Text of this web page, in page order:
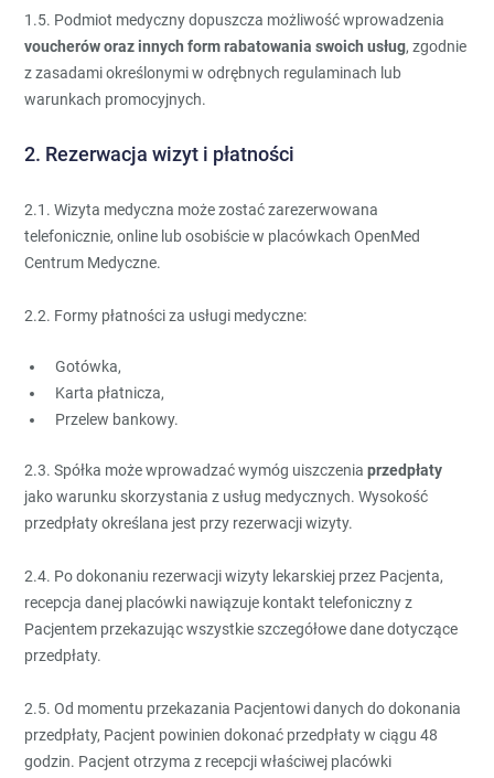
1.5. Podmiot medyczny dopuszcza możliwość wprowadzenia
voucherów oraz innych form rabatowania swoich usług, zgodnie
z zasadami określonymi w odrębnych regulaminach lub
warunkach promocyjnych.
2. Rezerwacja wizyt i płatności
2.1. Wizyta medyczna może zostać zarezerwowana
telefonicznie, online lub osobiście w placówkach OpenMed
Centrum Medyczne.
2.2. Formy płatności za usługi medyczne:
Gotówka,
Karta płatnicza,
Przelew bankowy.
2.3. Spółka może wprowadzać wymóg uiszczeniaprzedpłaty
jako warunku skorzystania z usług medycznych. Wysokość
przedpłaty określana jest przy rezerwacji wizyty.
2.4. Po dokonaniu rezerwacji wizyty lekarskiej przez Pacjenta,
recepcja danej placówki nawiązuje kontakt telefoniczny z
Pacjentem przekazując wszystkie szczegółowe dane dotyczące
przedpłaty.
2.5. Od momentu przekazania Pacjentowi danych do dokonania
przedpłaty, Pacjent powinien dokonać przedpłaty w ciągu 48
godzin. Pacjent otrzyma z recepcji właściwej placówki